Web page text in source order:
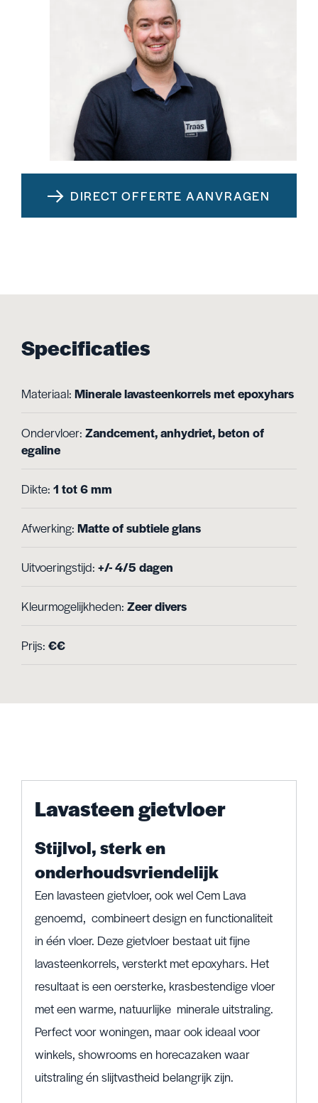
DIRECT OFFERTE AANVRAGEN
Specificaties
Materiaal: Minerale lavasteenkorrels met epoxyhars
Ondervloer: Zandcement, anhydriet, beton of
egaline
Dikte: 1 tot 6 mm
Afwerking: Matte of subtiele glans
Uitvoeringstijd: +/- 4/5 dagen
Kleurmogelijkheden: Zeer divers
Prijs: €€
Lavasteen gietvloer
Stijlvol, sterk en
onderhoudsvriendelijk
Een lavasteen gietvloer, ook wel Cem Lava
genoemd, combineert design en functionaliteit
in één vloer. Deze gietvloer bestaat uit fijne
lavasteenkorrels, versterkt met epoxyhars. Het
resultaat is een oersterke, krasbestendige vloer
met een warme, natuurlijke minerale uitstraling.
Perfect voor woningen, maar ook ideaal voor
winkels, showrooms en horecazaken waar
uitstraling én slijtvastheid belangrijk zijn.